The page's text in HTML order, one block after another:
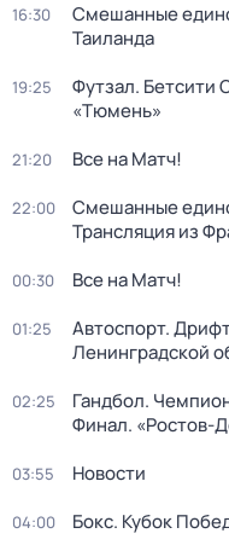
16:30
Смешанные
Таиланда
19:25
Футзал. Бетсити
«Тюмень»
21:20 Все на Матч!
22:00
Смешанные
Трансляция из
00:30 Все на Матч!
01:25
Автоспорт.
Ленинградской
02:25
Гандбол.
Финал. «Ростов-
03:55 Новости
04:00 Бокс. Кубок